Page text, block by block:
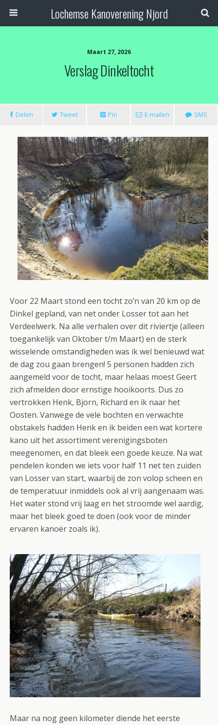
Lochemse Kanoverening Njord
Maart 27, 2026
Verslag Dinkeltocht
Delen Tweet Pin E-mailen SMS
Voor 22 Maart stond een tocht zo’n van 20 km op de
Dinkel gepland, van net onder Losser tot aan het
Verdeelwerk. Na alle verhalen over dit riviertje (alleen
toegankelijk van Oktober t/m Maart) en de sterk
wisselende omstandigheden was ik wel benieuwd wat
de dag zou gaan brengen! 5 personen hadden zich
aangemeld voor de tocht, maar helaas moest Geert
zich afmelden door ernstige hooikoorts. Dus zo
vertrokken Henk, Bjorn, Richard en ik naar het
Oosten. Vanwege de vele bochten en verwachte
obstakels hadden Henk en ik beiden een wat kortere
kano uit het assortiment verenigingsboten
meegenomen, en dat bleek een goede keuze. Na wat
pendelen konden we iets voor half 11 net ten zuiden
van Losser van start, waarbij de zon volop scheen en
de temperatuur inmiddels ook al vrij aangenaam was.
Het water stond vrij laag en het stroomde wel aardig,
maar het bleek goed te doen (ook voor de minder
ervaren kanoër zoals ik).
Maar na nog geen kilometer diende het eerste